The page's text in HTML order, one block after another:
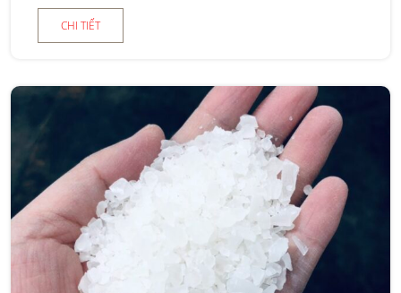
CHI TIẾT